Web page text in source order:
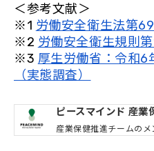
＜参考文献＞
※1 労働安全衛生法第
※2 労働安全衛生規則
※3 厚生労働省：令和
（実態調査）
ピースマインド 産業
産業保健推進チームのメ